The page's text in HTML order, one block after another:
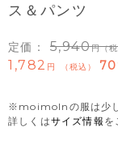
ス＆パンツ
定価： 5,940 （税
1,782 税込
※moimolnの服は少し
詳しくはサイズ情報 を